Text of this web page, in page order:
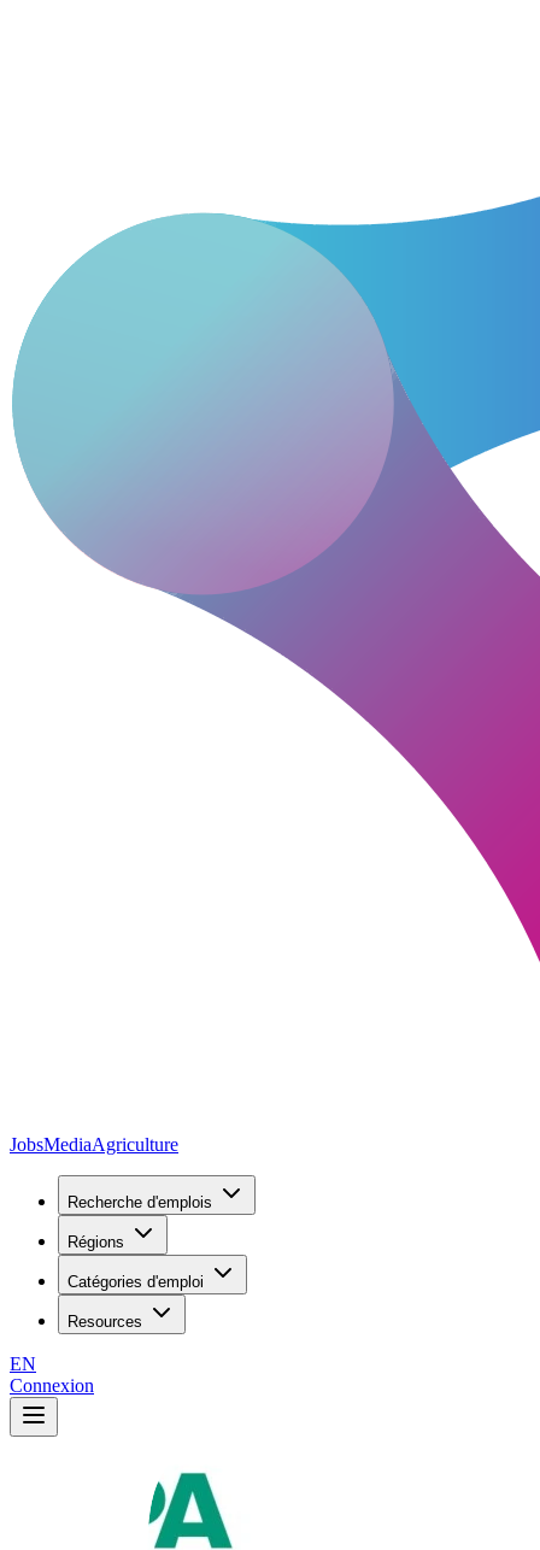
JobsMediaAgriculture
Recherche d'emplois
Régions
Catégories d'emploi
Resources
EN
Connexion